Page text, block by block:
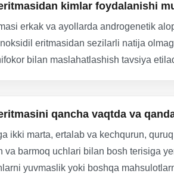
kimlar foydalanishi
erkak va ayollarda androgenetik
eritmasidan sezilarli natija
bilan maslahatlashish tavsiya
qancha vaqtda va
ikki marta, ertalab va kechqurun,
va barmoq uchlari bilan bosh terisiga
yuvmaslik yoki boshqa